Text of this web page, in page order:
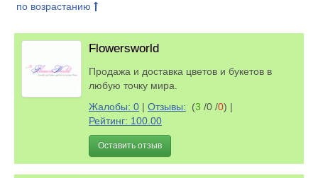
по возрастанию
Flowersworld
Продажа и доставка цветов и букетов в
любую точку мира.
Жалобы: 0 | Отзывы: (3 /0 /0) |
Рейтинг: 100.00
Оставить отзыв